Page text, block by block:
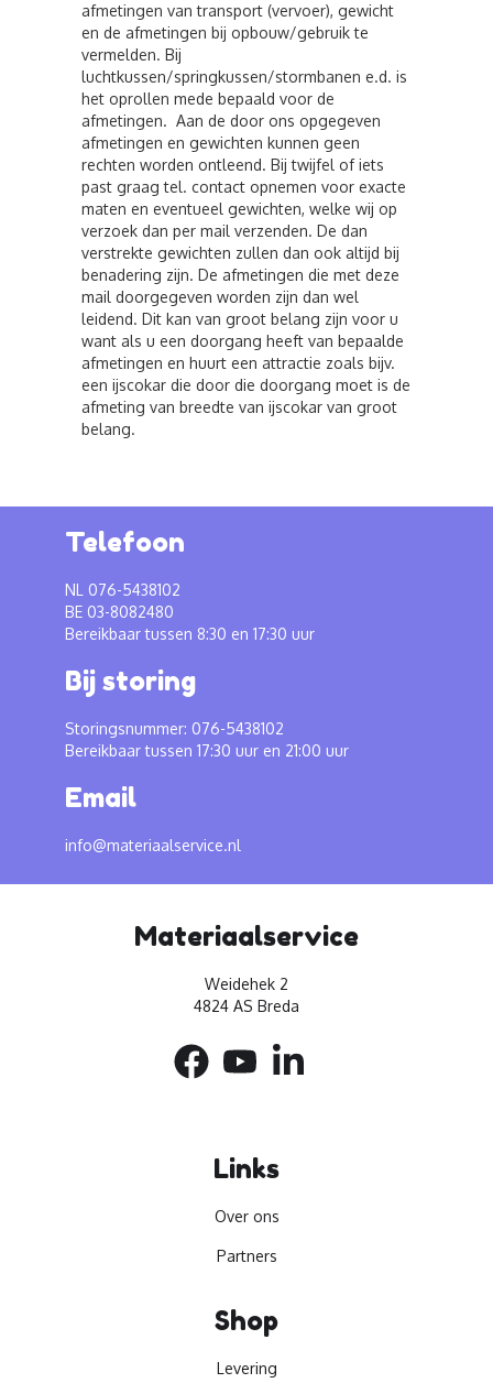
afmetingen van transport (vervoer), gewicht
en de afmetingen bij opbouw/gebruik te
vermelden. Bij
luchtkussen/springkussen/stormbanen e.d. is
het oprollen mede bepaald voor de
afmetingen. Aan de door ons opgegeven
afmetingen en gewichten kunnen geen
rechten worden ontleend. Bij twijfel of iets
past graag tel. contact opnemen voor exacte
maten en eventueel gewichten, welke wij op
verzoek dan per mail verzenden. De dan
verstrekte gewichten zullen dan ook altijd bij
benadering zijn. De afmetingen die met deze
mail doorgegeven worden zijn dan wel
leidend. Dit kan van groot belang zijn voor u
want als u een doorgang heeft van bepaalde
afmetingen en huurt een attractie zoals bijv.
een ijscokar die door die doorgang moet is de
afmeting van breedte van ijscokar van groot
belang.
Telefoon
NL 076-5438102
BE 03-8082480
Bereikbaar tussen 8:30 en 17:30 uur
Bij storing
Storingsnummer: 076-5438102
Bereikbaar tussen 17:30 uur en 21:00 uur
Email
info@materiaalservice.nl
Materiaalservice
Weidehek 2
4824 AS Breda
Links
Over ons
Partners
Shop
Levering